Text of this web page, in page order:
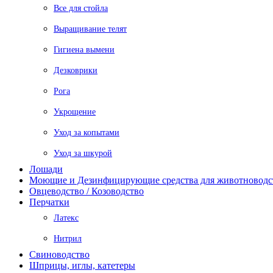
Все для стойла
Выращивание телят
Гигиена вымени
Дезковрики
Рога
Укрощение
Уход за копытами
Уход за шкурой
Лошади
Моющие и Дезинфицирующие средства для
Овцеводство / Козоводство
Перчатки
Латекс
Нитрил
Свиноводство
Шприцы, иглы, катетеры